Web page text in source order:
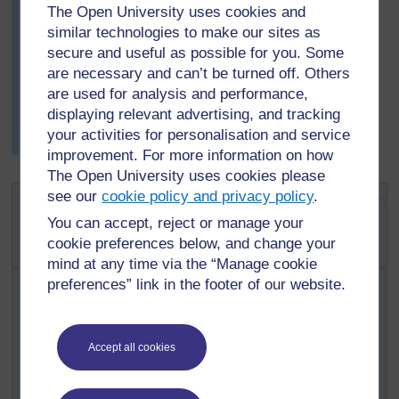
The Open University uses cookies and
similar technologies to make our sites as
secure and useful as possible for you. Some
are necessary and can’t be turned off. Others
are used for analysis and performance,
displaying relevant advertising, and tracking
your activities for personalisation and service
improvement. For more information on how
The Open University uses cookies please
see ourcookie policy and privacy policy.
You can accept, reject or manage your
cookie preferences below, and change your
mind at any time via the “Manage cookie
preferences” link in the footer of our website.
Accept all cookies
suivant, après avoir fait des recherches (voir
Ressource clé:Travail de recherche et
d’investigation en classe
[Astuce : maintenez
la touche Ctrl
cliquez sur un lien
pour l’ouvrir dans
un nouvel onglet
(Masquer
l’astuce)
]
),
chaque groupe de quatre a
écrit sa propre description de
leur communauté. Certains
élèves ont lu ce qu’ils avaient
rédigé à la classe entière.
Activité 1 :
Apprentissage de découverte dans
la communauté locale
Demandez à votre classe de faire une séance de
de la communauté locale. Cela peut inclure des
ONG, des groupes culturels, des amis, la famille,
les chefs de la communauté, etc.
Organisez vos élèves en groupes de taille